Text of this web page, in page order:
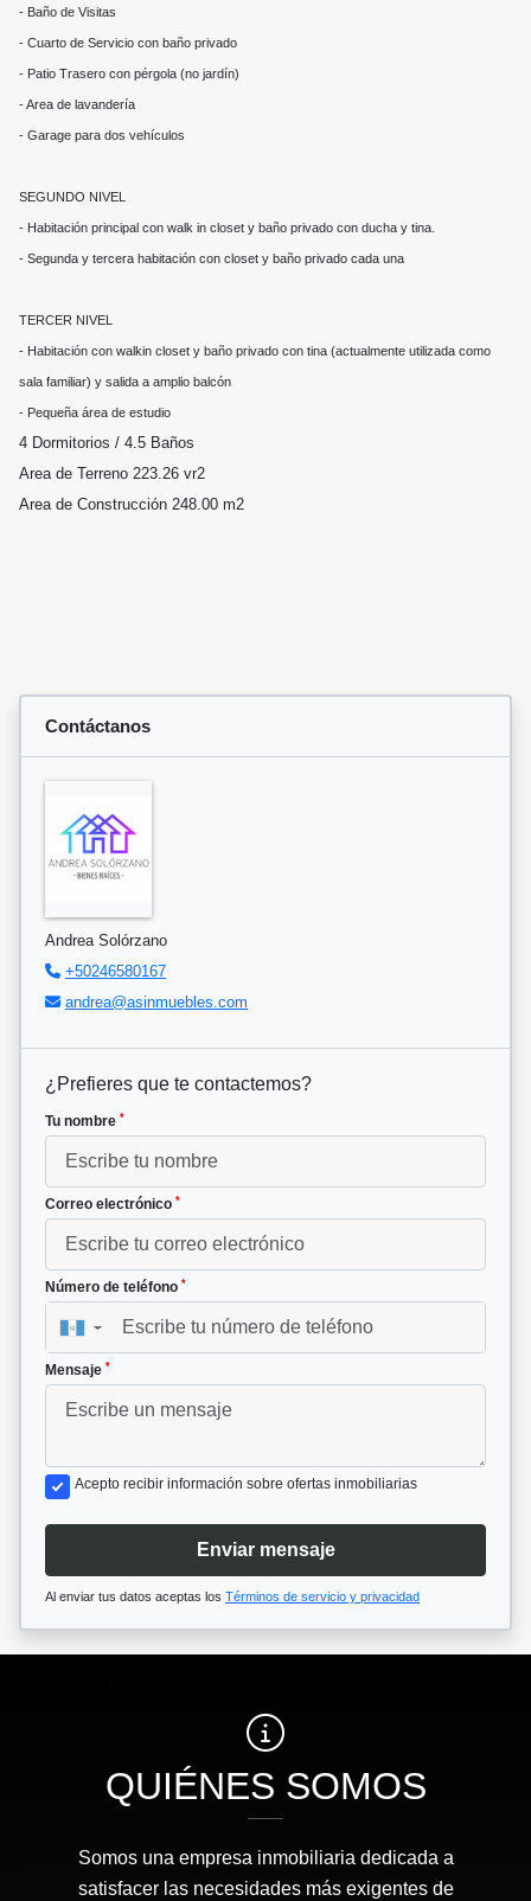
- Baño de Visitas
- Cuarto de Servicio con baño privado
- Patio Trasero con pérgola (no jardín)
- Area de lavandería
- Garage para dos vehículos
SEGUNDO NIVEL
- Habitación principal con walk in closet y baño privado con ducha y tina.
- Segunda y tercera habitación con closet y baño privado cada una
TERCER NIVEL
- Habitación con walkin closet y baño privado con tina (actualmente utilizada como
sala familiar) y salida a amplio balcón
- Pequeña área de estudio
4 Dormitorios / 4.5 Baños
Area de Terreno 223.26 vr2
Area de Construcción 248.00 m2
Contáctanos
Andrea Solórzano
+50246580167
andrea@asinmuebles.com
¿Prefieres que te contactemos?
Tu nombre *
Correo electrónico *
Número de teléfono *
▼
Mensaje *
Acepto recibir información sobre ofertas inmobiliarias
Enviar mensaje
Al enviar tus datos aceptas los Términos de servicio y privacidad
QUIÉNES SOMOS
Somos una empresa inmobiliaria dedicada a
satisfacer las necesidades más exigentes de